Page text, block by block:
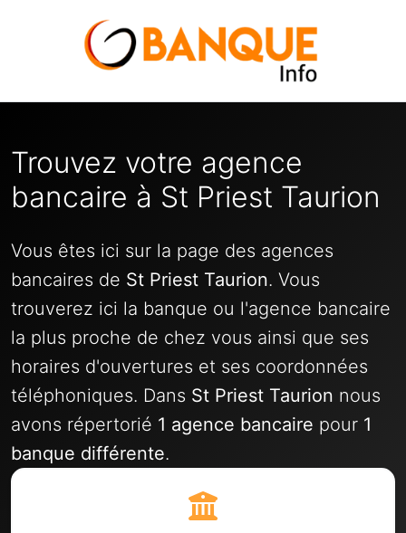
Trouvez votre agence
bancaire à St Priest Taurion
Vous êtes ici sur la page des agences
bancaires de St Priest Taurion. Vous
trouverez ici la banque ou l'agence bancaire
la plus proche de chez vous ainsi que ses
horaires d'ouvertures et ses coordonnées
téléphoniques. Dans St Priest Taurion nous
avons répertorié 1 agence bancaire pour 1
banque différente.